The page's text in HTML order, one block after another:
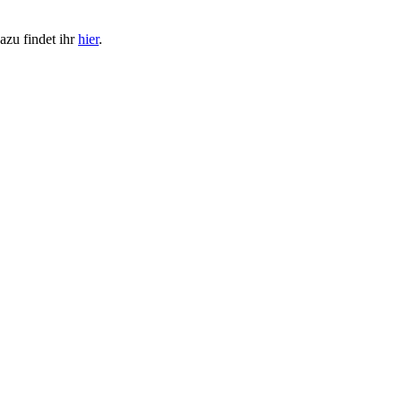
findet ihrhier.